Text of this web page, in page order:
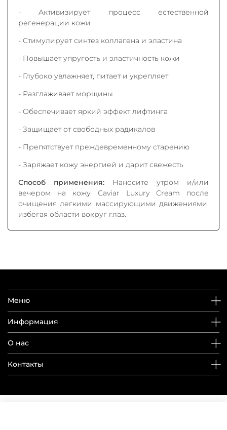
- Активизирует процесс естественной
регенерации кожи
- Стимулирует синтез коллагена и эластина
- Повышает упругость и эластичность кожи
- Глубоко увлажняет, питает и укрепляет
- Разглаживает морщины
- Обеспечивает яркий эффект лифтинга
- Защищает от свободных радикалов
- Препятствует преждевременному старению
- Заряжает кожу энергией и дарит свежесть
Способ применения: Наносите утром и/или
вечером на кожу Caviar Luxury Cream после
очищения легкими массирующими движениями,
избегая области вокруг глаз.
Меню
Информация
О нас
Контакты